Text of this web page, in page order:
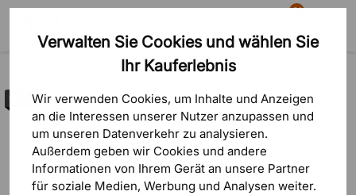
Verwalten Sie Cookies und wählen Sie
Ihr Kauferlebnis
Wir verwenden Cookies, um Inhalte und Anzeigen
an die Interessen unserer Nutzer anzupassen und
um unseren Datenverkehr zu analysieren.
Außerdem geben wir Cookies und andere
Informationen von Ihrem Gerät an unsere Partner
für soziale Medien, Werbung und Analysen weiter.
Suche
81
Warenkorb
Outlet